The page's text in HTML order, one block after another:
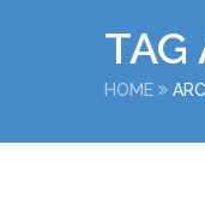
TAG
HOME